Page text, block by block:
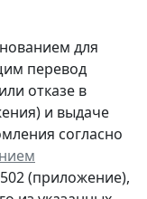
для
перевод
отказе в
и выдаче
согласно
(приложение),